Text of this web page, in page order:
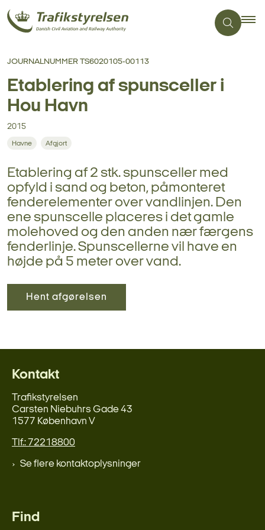
JOURNALNUMMER TS6020105-00113
Etablering af spunsceller i
Hou Havn
2015
Havne Afgjort
Etablering af 2 stk. spunsceller med
opfyld i sand og beton, påmonteret
fenderelementer over vandlinjen. Den
ene spunscelle placeres i det gamle
molehoved og den anden nær færgens
fenderlinje. Spunscellerne vil have en
højde på 5 meter over vand.
Hent afgørelsen
Kontakt
Trafikstyrelsen
Carsten Niebuhrs Gade 43
1577 København V
Tlf.: 72218800
Se flere kontaktoplysninger
Find